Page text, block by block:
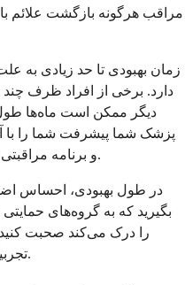
مراقب هرگونه بازگشت علائم
زمان بهبودی تا حد زیادی به
دارد. برخی از افراد ظرف چند
دیگر ممکن است ماه‌ها طول
پزشک شما پیشرفت شما را
و برنامه مراقبتی شما را در صورت لزوم تنظیم می‌کند.
در طول بهبودی، احساس
بگیرید که به گروه‌های حمایتی
را درک می‌کند صحبت کنید.
تجربیات مشابهی داشته‌اند را مفید می‌دانند.